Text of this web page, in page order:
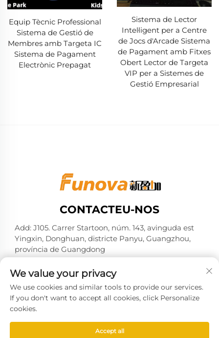
Equip Tècnic Professional
Sistema de Gestió de
Membres amb Targeta IC
Sistema de Pagament
Electrònic Prepagat
Sistema de Lector
Intel·ligent per a Centre
de Jocs d'Arcade Sistema
de Pagament amb Fitxes
Obert Lector de Targeta
VIP per a Sistemes de
Gestió Empresarial
CONTACTEU-NOS
Add: J105. Carrer Startoon, núm. 143, avinguda est
Yingxin, Donghuan, districte Panyu, Guangzhou,
província de Guangdong
Correu electrònic: [email protected]
Drets d'autor © 2025 per Guangzhou Xinyingjia System
Technology Co., Ltd. -Política de privacitat
We value your privacy
We use cookies and similar tools to provide our services.
If you don't want to accept all cookies, click Personalize
cookies.
Accept all